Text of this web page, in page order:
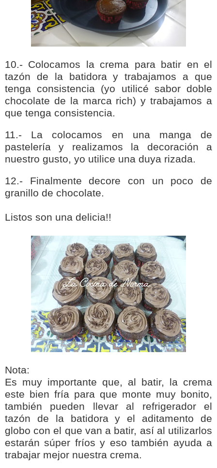
10.- Colocamos la crema para batir en el
tazón de la batidora y trabajamos a que
tenga consistencia (yo utilicé sabor doble
chocolate de la marca rich) y trabajamos a
que tenga consistencia.
11.- La colocamos en una manga de
pastelería y realizamos la decoración a
nuestro gusto, yo utilice una duya rizada.
12.- Finalmente decore con un poco de
granillo de chocolate.
Listos son una delicia!!
Nota:
Es muy importante que, al batir, la crema
este bien fría para que monte muy bonito,
también pueden llevar al refrigerador el
tazón de la batidora y el aditamento de
globo con el que van a batir, así al utilizarlos
estarán súper fríos y eso también ayuda a
trabajar mejor nuestra crema.